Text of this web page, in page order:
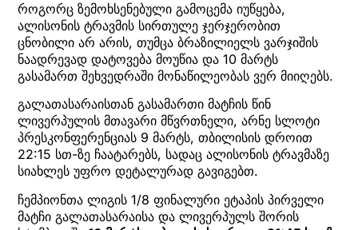
როგორც ზემოხსენებული გამოცემა იუწყება,
ალისონის ტრავმის სირთულე ჯერჯერობით
ცნობილი არ არის, თუმცა ბრაზილიელს ვარჯიშის
ნაადრევად დატოვება მოუწია და 10 მარტს
გასამართ შეხვედრაში მონაწილეობას ვერ მიიღებს.
გალათასარაისთან გასამართი მატჩის წინ
ლივერპულის მთავარი მწვრთნელი, არნე სლოტი
პრესკონფერენციას 9 მარტს, თბილისის დროით
22:15 სთ-ზე ჩაატარებს, სადაც ალისონის ტრავმაზე
სიახლეს უფრო დეტალურად გავიგებთ.
ჩემპიონთა ლიგის 1/8 ფინალური ეტაპის პირველი
მატჩი გალათასარაისა და ლივერპულს შორის